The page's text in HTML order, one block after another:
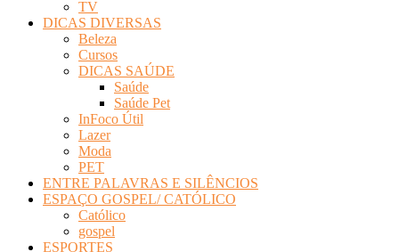
TV
DICAS DIVERSAS
Beleza
Cursos
DICAS SAÚDE
Saúde
Saúde Pet
InFoco Útil
Lazer
Moda
PET
ENTRE PALAVRAS E SILÊNCIOS
ESPAÇO GOSPEL/ CATÓLICO
Católico
gospel
ESPORTES